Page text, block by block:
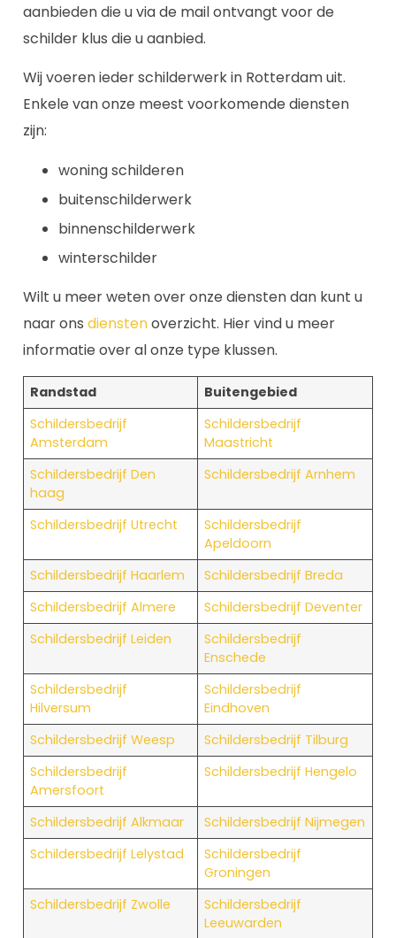
aanbieden die u via de mail ontvangt voor de
schilder klus die u aanbied.
Wij voeren ieder schilderwerk in Rotterdam uit.
Enkele van onze meest voorkomende diensten
zijn:
woning schilderen
buitenschilderwerk
binnenschilderwerk
winterschilder
Wilt u meer weten over onze diensten dan kunt u
naar ons dienstenoverzicht. Hier vind u meer
informatie over al onze type klussen.
Randstad
Buitengebied
Schildersbedrijf
Amsterdam
Schildersbedrijf
Maastricht
Schildersbedrijf Den
haag
Schildersbedrijf Arnhem
Schildersbedrijf Utrecht
Schildersbedrijf
Apeldoorn
Schildersbedrijf Haarlem
Schildersbedrijf Breda
Schildersbedrijf Almere
Schildersbedrijf Deventer
Schildersbedrijf Leiden
Schildersbedrijf
Enschede
Schildersbedrijf
Hilversum
Schildersbedrijf
Eindhoven
Schildersbedrijf Weesp
Schildersbedrijf Tilburg
Schildersbedrijf
Amersfoort
Schildersbedrijf Hengelo
Schildersbedrijf Alkmaar
Schildersbedrijf Nijmegen
Schildersbedrijf Lelystad
Schildersbedrijf
Groningen
Schildersbedrijf Zwolle
Schildersbedrijf
Leeuwarden